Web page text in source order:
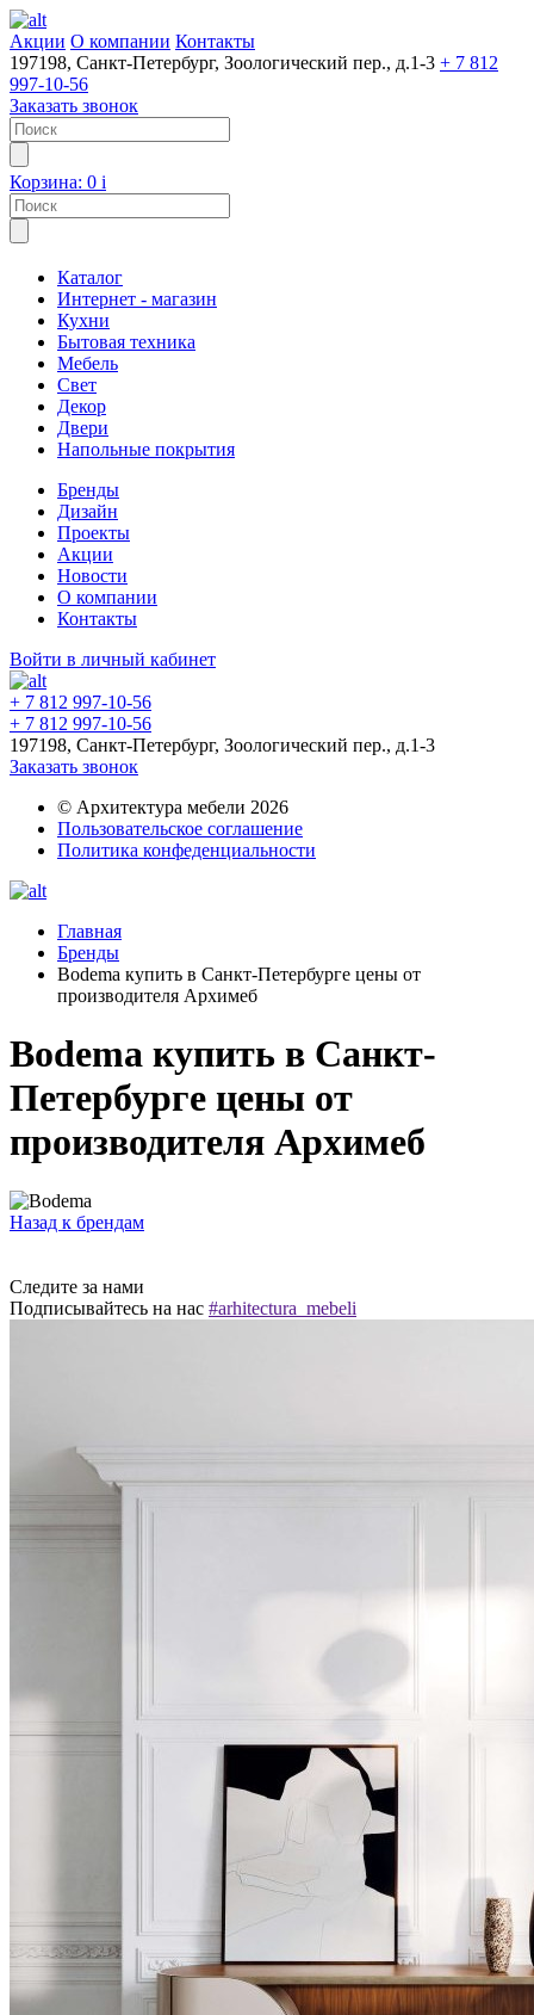
Акции О компании Контакты
197198, Санкт-Петербург, Зоологический пер., д.1-3 + 7 812
997-10-56
Заказать звонок
Корзина: 0 i
Каталог
Интернет - магазин
Кухни
Бытовая техника
Мебель
Свет
Декор
Двери
Напольные покрытия
Бренды
Дизайн
Проекты
Акции
Новости
О компании
Контакты
Войти в личный кабинет
+ 7 812 997-10-56
+ 7 812 997-10-56
197198, Санкт-Петербург, Зоологический пер., д.1-3
Заказать звонок
© Архитектура мебели 2026
Пользовательское соглашение
Политика конфеденциальности
Главная
Бренды
Bodema купить в Санкт-Петербурге цены от
производителя Архимеб
Bodema купить в Санкт-
Петербурге цены от
производителя Архимеб
Назад к брендам
Следите за нами
Подписывайтесь на нас #arhitectura_mebeli